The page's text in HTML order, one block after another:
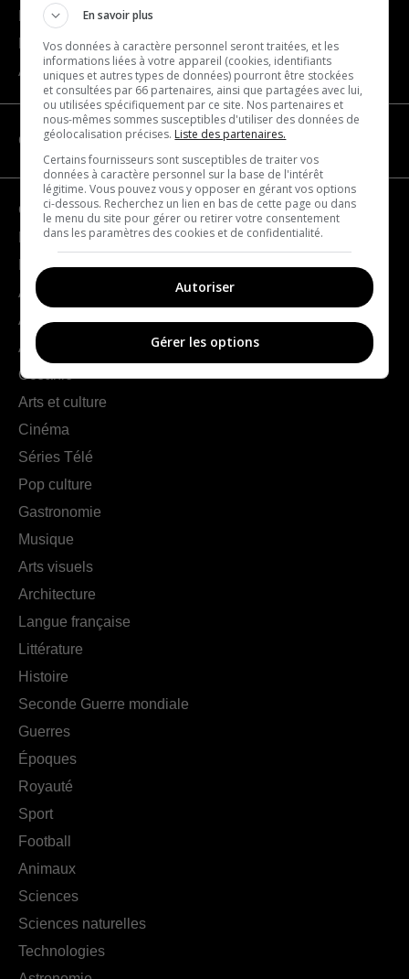
Devenir partenaire
Nous joindre
À propos
CATÉGORIES
Géographie
France
Europe
Amériques
Asie
Afrique
Océanie
Arts et culture
Cinéma
Séries Télé
Pop culture
Gastronomie
Musique
Arts visuels
Architecture
Langue française
Littérature
Histoire
Seconde Guerre mondiale
Guerres
Époques
Royauté
Sport
Football
Animaux
Sciences
Sciences naturelles
Technologies
En savoir plus
Vos données à caractère personnel seront traitées, et les
informations liées à votre appareil (cookies, identifiants
uniques et autres types de données) pourront être stockées
et consultées par 66 partenaires, ainsi que partagées avec lui,
ou utilisées spécifiquement par ce site. Nos partenaires et
nous-mêmes sommes susceptibles d'utiliser des données de
géolocalisation précises. Liste des partenaires.
Certains fournisseurs sont susceptibles de traiter vos
données à caractère personnel sur la base de l'intérêt
légitime. Vous pouvez vous y opposer en gérant vos options
ci-dessous. Recherchez un lien en bas de cette page ou dans
le menu du site pour gérer ou retirer votre consentement
dans les paramètres des cookies et de confidentialité.
Autoriser
Gérer les options